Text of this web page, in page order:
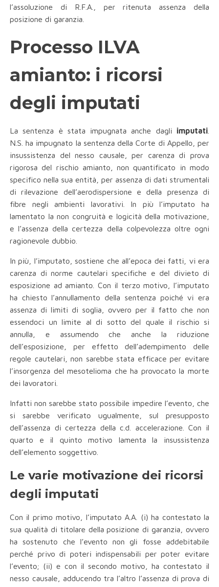
l’assoluzione di R.F.A., per ritenuta assenza della
posizione di garanzia.
Processo ILVA
amianto: i ricorsi
degli imputati
La sentenza è stata impugnata anche dagli imputati
N.S. ha impugnato la sentenza della Corte di Appello, per
insussistenza del nesso causale, per carenza di prova
rigorosa del rischio amianto, non quantificato in modo
specifico nella sua entità, per assenza di dati strumentali
di rilevazione dell’aerodispersione e della presenza di
fibre negli ambienti lavorativi. In più l’imputato ha
lamentato la non congruità e logicità della motivazione,
e l’assenza della certezza della colpevolezza oltre ogni
ragionevole dubbio.
In più, l’imputato, sostiene che all’epoca dei fatti, vi era
carenza di norme cautelari specifiche e del divieto di
esposizione ad amianto. Con il terzo motivo, l’imputato
ha chiesto l’annullamento della sentenza poiché vi era
assenza di limiti di soglia, ovvero per il fatto che non
essendoci un limite al di sotto del quale il rischio si
annulla, e assumendo che anche la riduzione
dell’esposizione, per effetto dell’adempimento delle
regole cautelari, non sarebbe stata efficace per evitare
l’insorgenza del mesotelioma che ha provocato la morte
dei lavoratori.
Infatti non sarebbe stato possibile impedire l’evento, che
si sarebbe verificato ugualmente, sul presupposto
dell’assenza di certezza della c.d. accelerazione. Con il
quarto e il quinto motivo lamenta la insussistenza
dell’elemento soggettivo.
Le varie motivazione dei ricorsi
degli imputati
Con il primo motivo, l’imputato A.A. (i) ha contestato la
sua qualità di titolare della posizione di garanzia, ovvero
ha sostenuto che l’evento non gli fosse addebitabile
perché privo di poteri indispensabili per poter evitare
l’evento; (ii) e con il secondo motivo, ha contestato il
nesso causale, adducendo tra l’altro l’assenza di prova di